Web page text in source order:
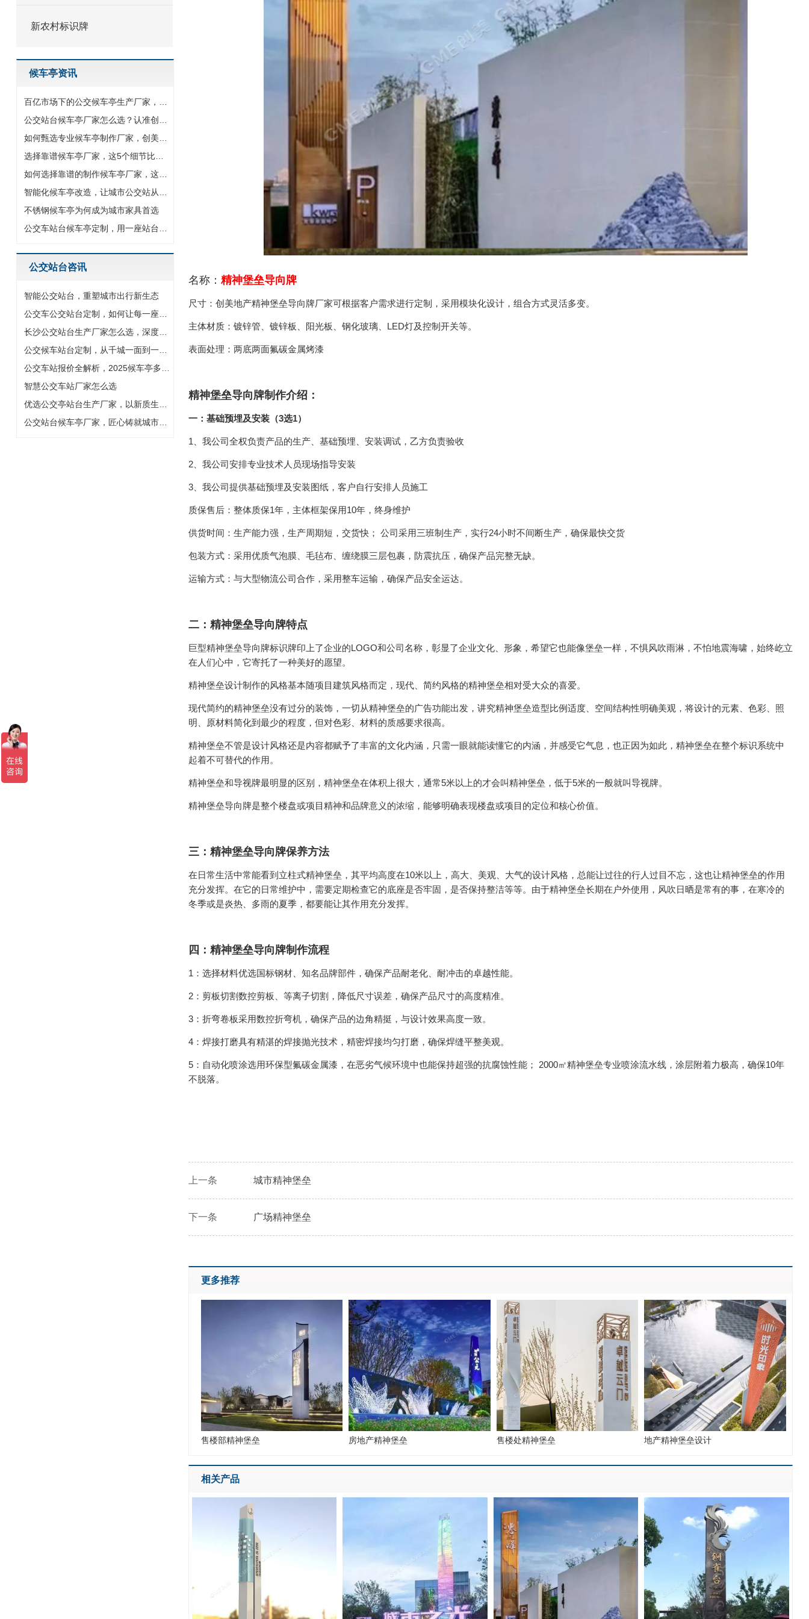
新农村标识牌
候车亭资讯
不锈钢候车亭为何成为城市家具首选
公交站台咨讯
智能公交站台，重塑城市出行新生态
智慧公交车站厂家怎么选
名称： 精神堡垒导向牌
尺寸：创美地产精神堡垒导向牌厂家可根据客户需求进行定制，采用模块化设计，组合方式灵活多变。
主体材质：镀锌管、镀锌板、阳光板、钢化玻璃、LED灯及控制开关等。
表面处理：两底两面氟碳金属烤漆
精神堡垒导向牌制作介绍：
一：基础预埋及安装（3选1）
1、我公司全权负责产品的生产、基础预埋、安装调试，乙方负责验收
2、我公司安排专业技术人员现场指导安装
3、我公司提供基础预埋及安装图纸，客户自行安排人员施工
质保售后：整体质保1年，主体框架保用10年，终身维护
供货时间：生产能力强，生产周期短，交货快； 公司采用三班制生产，实行24小时不间断生产，确保最快交货
包装方式：采用优质气泡膜、毛毡布、缠绕膜三层包裹，防震抗压，确保产品完整无缺。
运输方式：与大型物流公司合作，采用整车运输，确保产品安全运达。
二：精神堡垒导向牌特点
巨型精神堡垒导向牌标识牌印上了企业的LOGO和公司名称，彰显了企业文化、形象，希望它也能像堡垒一样，不惧风吹雨淋，不怕地震海啸，始终屹立
在人们心中，它寄托了一种美好的愿望。
精神堡垒设计制作的风格基本随项目建筑风格而定，现代、简约风格的精神堡垒相对受大众的喜爱。
现代简约的精神堡垒没有过分的装饰，一切从精神堡垒的广告功能出发，讲究精神堡垒造型比例适度、空间结构性明确美观，将设计的元素、色彩、照
明、原材料简化到最少的程度，但对色彩、材料的质感要求很高。
精神堡垒不管是设计风格还是内容都赋予了丰富的文化内涵，只需一眼就能读懂它的内涵，并感受它气息，也正因为如此，精神堡垒在整个标识系统中
起着不可替代的作用。
精神堡垒和导视牌最明显的区别，精神堡垒在体积上很大，通常5米以上的才会叫精神堡垒，低于5米的一般就叫导视牌。
精神堡垒导向牌是整个楼盘或项目精神和品牌意义的浓缩，能够明确表现楼盘或项目的定位和核心价值。
三：精神堡垒导向牌保养方法
在日常生活中常能看到立柱式精神堡垒，其平均高度在10米以上，高大、美观、大气的设计风格，总能让过往的行人过目不忘，这也让精神堡垒的作用
充分发挥。在它的日常维护中，需要定期检查它的底座是否牢固，是否保持整洁等等。由于精神堡垒长期在户外使用，风吹日晒是常有的事，在寒冷的
冬季或是炎热、多雨的夏季，都要能让其作用充分发挥。
四：精神堡垒导向牌制作流程
1：选择材料优选国标钢材、知名品牌部件，确保产品耐老化、耐冲击的卓越性能。
2：剪板切割数控剪板、等离子切割，降低尺寸误差，确保产品尺寸的高度精准。
3：折弯卷板采用数控折弯机，确保产品的边角精挺，与设计效果高度一致。
4：焊接打磨具有精湛的焊接抛光技术，精密焊接均匀打磨，确保焊缝平整美观。
5：自动化喷涂选用环保型氟碳金属漆，在恶劣气候环境中也能保持超强的抗腐蚀性能； 2000㎡精神堡垒专业喷涂流水线，涂层附着力极高，确保10年
不脱落。
上一条 城市精神堡垒
下一条 广场精神堡垒
更多推荐
售楼部精神堡垒 房地产精神堡垒 售楼处精神堡垒 地产精神堡垒设计
相关产品